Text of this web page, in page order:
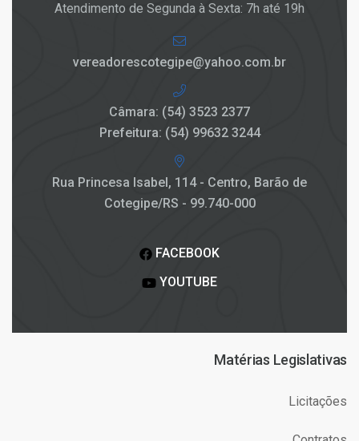
Atendimento de Segunda à Sexta: 7h até 19h
vereadorescotegipe@yahoo.com.br
Câmara: (54) 3523 2377
Prefeitura: (54) 99632 3244
Rua Princesa Isabel, 114 - Centro, Barão de
Cotegipe/RS - 99.740-000
FACEBOOK
YOUTUBE
Matérias Legislativas
Licitações